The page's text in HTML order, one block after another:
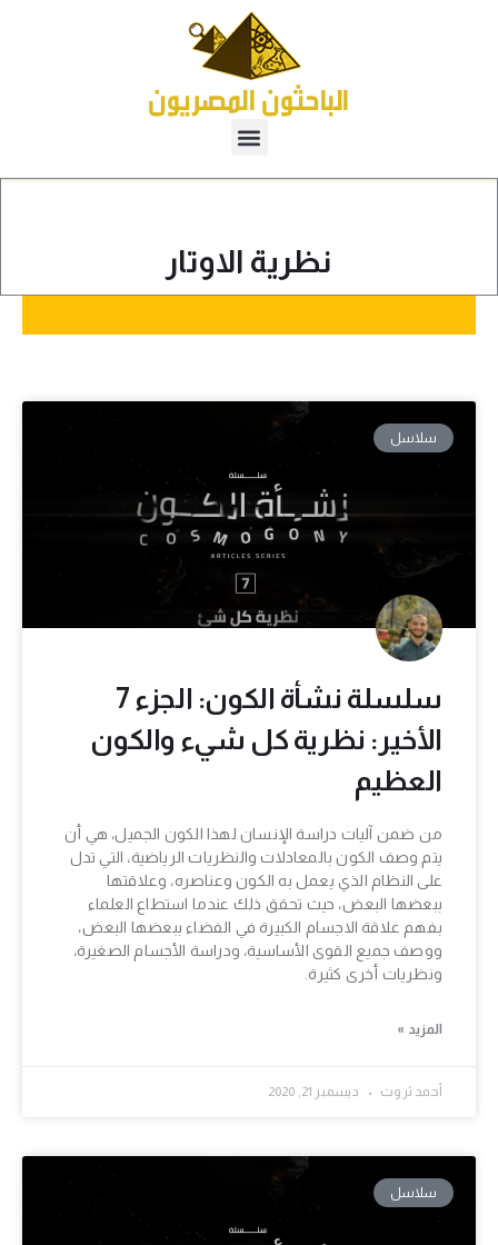
نظرية الاوتار
سلاسل
سلسلة نشأة الكون: الجزء 7
الأخير: نظرية كل شيء والكون
العظيم
من ضمن آليات دراسة الإنسان لهذا الكون الجميل، هي أن
يتم وصف الكون بالمعادلات والنظريات الرياضية، التي تدل
على النظام الذي يعمل به الكون وعناصره، وعلاقتها
ببعضها البعض، حيث تحقق ذلك عندما استطاع العلماء
بفهم علاقة الاجسام الكبيرة في الفضاء ببعضها البعض،
ووصف جميع القوى الأساسية، ودراسة الأجسام الصغيرة،
ونظريات أخرى كثيرة.
المزيد »
أحمد ثروت ديسمبر 21, 2020
سلاسل